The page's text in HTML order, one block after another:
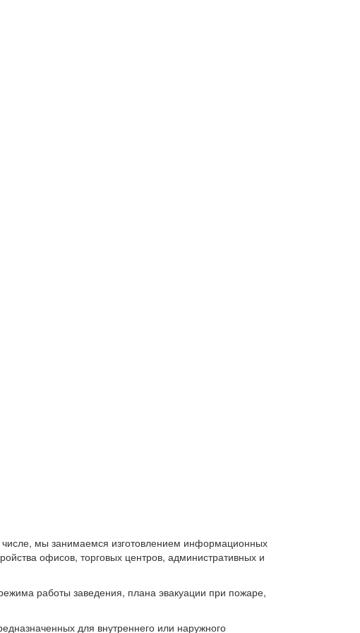
мы занимаемся изготовлением информационных
офисов, торговых центров, административных и
работы заведения, плана эвакуации при пожаре,
для внутреннего или наружного